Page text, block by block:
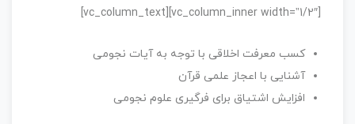
[vc_column_inner width=”1/2″][vc_column_text]
کسب معرفت اخلاقی با توجه به آیات نجومی
آشنایی با اعجاز علمی قرآن
افزایش اشتیاق برای فرگیری علوم نجومی